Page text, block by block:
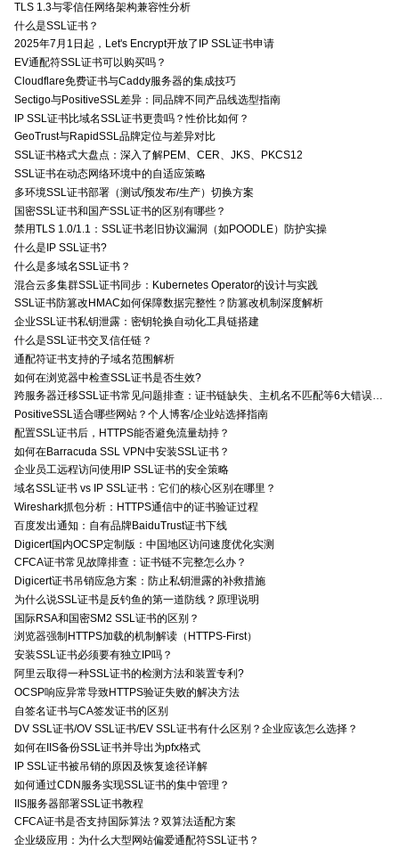
TLS 1.3与零信任网络架构兼容性分析
什么是SSL证书？
2025年7月1日起，Let's Encrypt开放了IP SSL证书申请
EV通配符SSL证书可以购买吗？
Cloudflare免费证书与Caddy服务器的集成技巧
Sectigo与PositiveSSL差异：同品牌不同产品线选型指南
IP SSL证书比域名SSL证书更贵吗？性价比如何？
GeoTrust与RapidSSL品牌定位与差异对比
SSL证书格式大盘点：深入了解PEM、CER、JKS、PKCS12
SSL证书在动态网络环境中的自适应策略
多环境SSL证书部署（测试/预发布/生产）切换方案
国密SSL证书和国产SSL证书的区别有哪些？
禁用TLS 1.0/1.1：SSL证书老旧协议漏洞（如POODLE）防护实操
什么是IP SSL证书?
什么是多域名SSL证书？
混合云多集群SSL证书同步：Kubernetes Operator的设计与实践
SSL证书防篡改HMAC如何保障数据完整性？防篡改机制深度解析
企业SSL证书私钥泄露：密钥轮换自动化工具链搭建
什么是SSL证书交叉信任链？
通配符证书支持的子域名范围解析
如何在浏览器中检查SSL证书是否生效?
跨服务器迁移SSL证书常见问题排查：证书链缺失、主机名不匹配等6大错误解决方案
PositiveSSL适合哪些网站？个人博客/企业站选择指南
配置SSL证书后，HTTPS能否避免流量劫持？
如何在Barracuda SSL VPN中安装SSL证书？
企业员工远程访问使用IP SSL证书的安全策略
域名SSL证书 vs IP SSL证书：它们的核心区别在哪里？
Wireshark抓包分析：HTTPS通信中的证书验证过程
百度发出通知：自有品牌BaiduTrust证书下线
Digicert国内OCSP定制版：中国地区访问速度优化实测
CFCA证书常见故障排查：证书链不完整怎么办？
Digicert证书吊销应急方案：防止私钥泄露的补救措施
为什么说SSL证书是反钓鱼的第一道防线？原理说明
国际RSA和国密SM2 SSL证书的区别？
浏览器强制HTTPS加载的机制解读（HTTPS-First）
安装SSL证书必须要有独立IP吗？
阿里云取得一种SSL证书的检测方法和装置专利?
OCSP响应异常导致HTTPS验证失败的解决方法
自签名证书与CA签发证书的区别
DV SSL证书/OV SSL证书/EV SSL证书有什么区别？企业应该怎么选择？
如何在IIS备份SSL证书并导出为pfx格式
IP SSL证书被吊销的原因及恢复途径详解
如何通过CDN服务实现SSL证书的集中管理？
IIS服务器部署SSL证书教程
CFCA证书是否支持国际算法？双算法适配方案
企业级应用：为什么大型网站偏爱通配符SSL证书？